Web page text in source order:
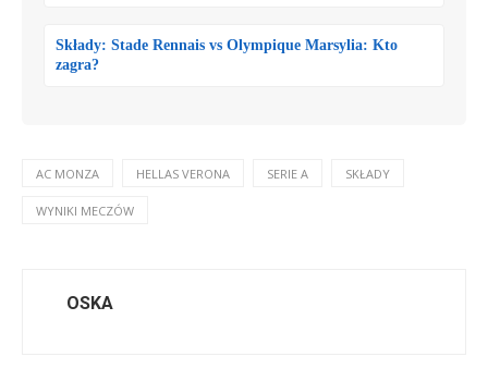
Składy: Stade Rennais vs Olympique Marsylia: Kto
zagra?
AC MONZA HELLAS VERONA SERIE A SKŁADY
WYNIKI MECZÓW
OSKA